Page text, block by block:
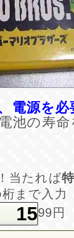
電源を
池の寿
当たれば
まで入力
99円